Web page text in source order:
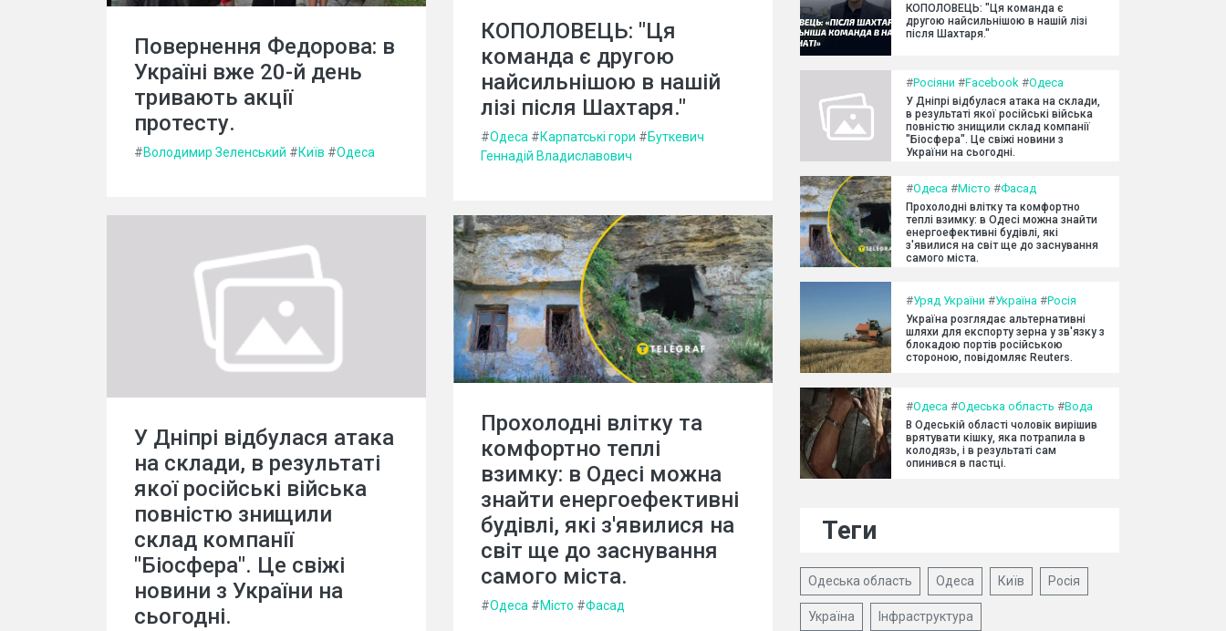
Повернення Федорова: в
Україні вже 20-й день
тривають акції
протесту.
#Володимир Зеленський #Київ #Одеса
КОПОЛОВЕЦЬ: "Ця
команда є другою
найсильнішою в нашій
лізі після Шахтаря."
#Одеса #Карпатські гори #Буткевич
Геннадій Владиславович
У Дніпрі відбулася атака
на склади, в результаті
якої російські війська
повністю знищили
склад компанії
"Біосфера". Це свіжі
новини з України на
сьогодні.
Прохолодні влітку та
комфортно теплі
взимку: в Одесі можна
знайти енергоефективні
будівлі, які з'явилися на
світ ще до заснування
самого міста.
#Одеса #Місто #Фасад
КОПОЛОВЕЦЬ: "Ця команда є
другою найсильнішою в нашій лізі
після Шахтаря."
#Росіяни #Facebook #Одеса
У Дніпрі відбулася атака на склади,
в результаті якої російські війська
повністю знищили склад компанії
"Біосфера". Це свіжі новини з
України на сьогодні.
#Одеса #Місто #Фасад
Прохолодні влітку та комфортно
теплі взимку: в Одесі можна знайти
енергоефективні будівлі, які
з'явилися на світ ще до заснування
самого міста.
#Уряд України #Україна #Росія
Україна розглядає альтернативні
шляхи для експорту зерна у зв'язку з
блокадою портів російською
стороною, повідомляє Reuters.
#Одеса #Одеська область #Вода
В Одеській області чоловік вирішив
врятувати кішку, яка потрапила в
колодязь, і в результаті сам
опинився в пастці.
Теги
Одеська область Одеса Київ Росія
Україна Інфраструктура